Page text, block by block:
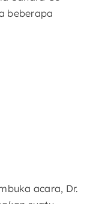
beberapa
acara, Dr.